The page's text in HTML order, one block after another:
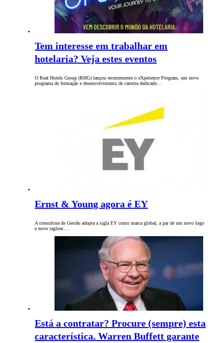
Tem interesse em trabalhar em
hotelaria? Veja estes eventos
O Real Hotels Group (RHG) lançou recentemente o eXperience Program, um novo
programa de formação e desenvolvimento de carreira dedicado…
Ernst & Young agora é EY
A consultora de Gestão adopta a sigla EY como marca global, a par de um novo logo
e novo tagline:…
Está a contratar? Procure (sempre) esta
característica. Warren Buffett garante